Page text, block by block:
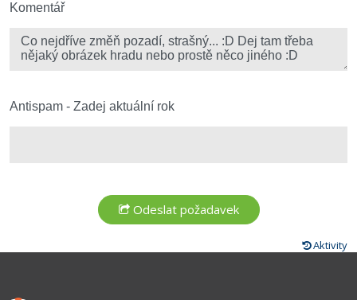
Fórum
Kybernetická bezpečnost
Komentář
Antispam - Zadej aktuální rok
Aktivity